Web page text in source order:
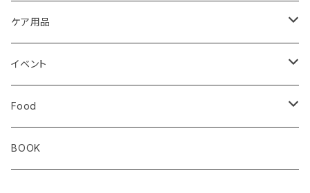
Altra
ibex
ULTIMATE DIRECTION
Hiker Trash
OS1st
extremities
STRIDE
Teton Bros.
RawLow Mountain Works
Okara
Rab
Halo Commodity
Extremities
Km4k
Coros
ケア用品
ROD
Correct Toes
Aggressive Design
イベント
Zero Limits in Niseko
Food
The Small Twist
BOOK